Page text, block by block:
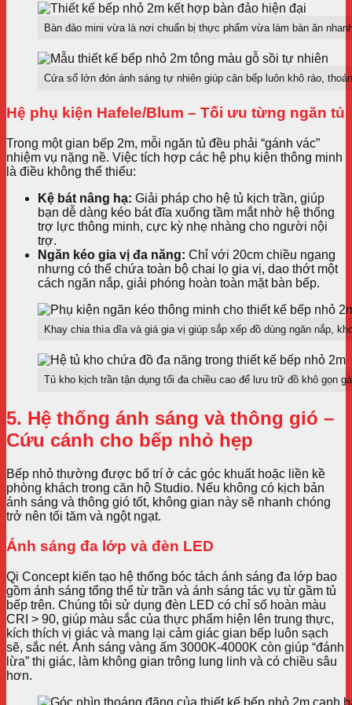
Bàn đảo mini vừa là nơi chuẩn bị thực phẩm vừa làm bàn ăn
Cửa sổ lớn đón ánh sáng tự nhiên giúp căn bếp luôn khô ráo,
Hệ phụ kiện Hafele/Blum – Tối ưu từng ngăn tủ
Trong một gian bếp 2m, mỗi ngăn tủ đều phải “gánh vác”
nhiệm vụ nặng nề. Việc tích hợp các hệ phụ kiện thông minh
là điều không thể thiếu:
Kệ bát nâng hạ: Giải pháp cho hệ tủ kịch trần, giúp
bạn dễ dàng kéo bát đĩa xuống tầm mắt nhờ hệ thống
trợ lực thông minh, cực kỳ nhẹ nhàng cho người nội
trợ.
Ngăn kéo gia vị đa năng: Chỉ với 20cm chiều ngang
nhưng có thể chứa toàn bộ chai lọ gia vị, dao thớt một
cách ngăn nắp, giải phóng hoàn toàn mặt bàn bếp.
Khay chia thìa dĩa và giá gia vị giúp sắp xếp đồ dùng ngăn nắp,
Tủ kho kịch trần tận dụng tối đa chiều cao để lưu trữ đồ khô gọn
5. Hệ thống ánh sáng và thông gió –
Cứu cánh cho bếp nhỏ hẹp
Bếp nhỏ thường được bố trí ở các góc khuất hoặc liền kề
phòng khách trong căn hộ Studio. Nếu không có kịch bản
ánh sáng và thông gió tốt, không gian này sẽ nhanh chóng
trở nên tối tăm và ngột ngạt.
Ánh sáng đa lớp và đèn LED
Qi Concept kiến tạo hệ thống bóc tách ánh sáng đa lớp bao
gồm ánh sáng tổng thể từ trần và ánh sáng tác vụ từ gầm tủ
bếp trên. Chúng tôi sử dụng đèn LED có chỉ số hoàn màu
CRI > 90, giúp màu sắc của thực phẩm hiện lên trung thực,
kích thích vị giác và mang lại cảm giác gian bếp luôn sạch
sẽ, sắc nét. Ánh sáng vàng ấm 3000K-4000K còn giúp “đánh
lừa” thị giác, làm không gian trông lung linh và có chiều sâu
hơn.